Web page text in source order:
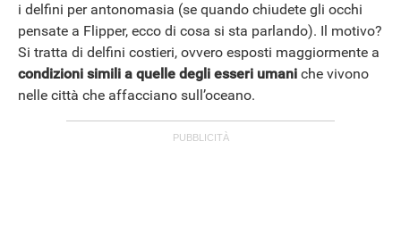
i delfini per antonomasia (se quando chiudete gli occhi
pensate a Flipper, ecco di cosa si sta parlando). Il motivo?
Si tratta di delfini costieri, ovvero esposti maggiormente a
condizioni simili a quelle degli esseri umani che vivono
nelle città che affacciano sull’oceano.